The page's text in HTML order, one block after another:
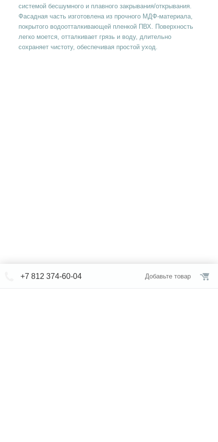
системой бесшумного и плавного закрывания/открывания.
Фасадная часть изготовлена из прочного МДФ-материала,
покрытого водоотталкивающей пленкой ПВХ. Поверхность
легко моется, отталкивает грязь и воду, длительно
сохраняет чистоту, обеспечивая простой уход.
+7 812 374-60-04 Добавьте товар